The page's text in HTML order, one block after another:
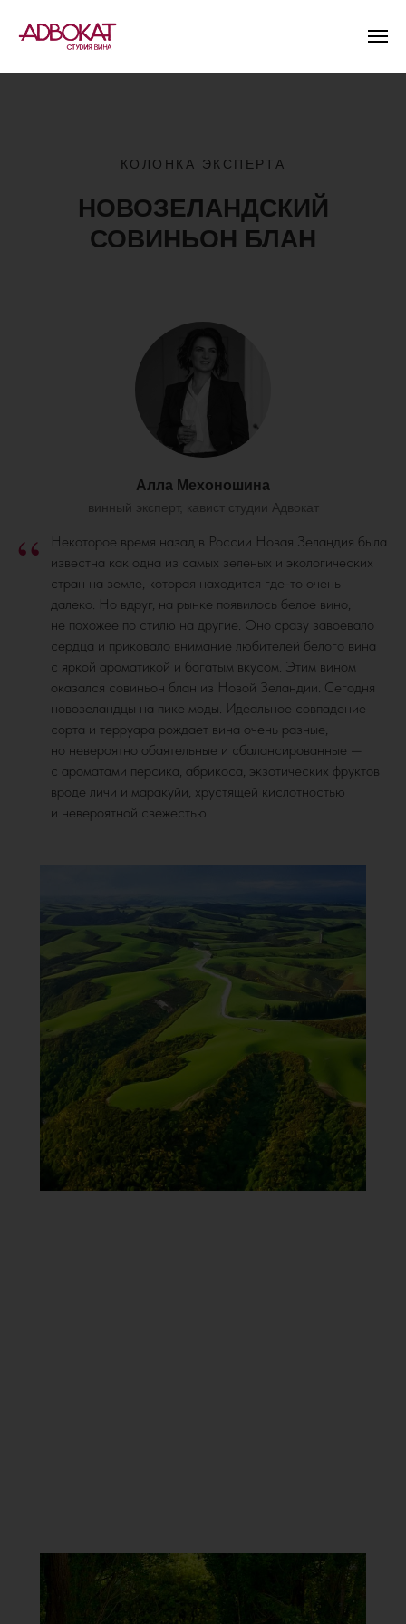
КОЛОНКА ЭКСПЕРТА
НОВОЗЕЛАНДСКИЙ
СОВИНЬОН БЛАН
Алла Мехоношина
винный эксперт, кавист студии Адвокат
“
Некоторое время назад в России Новая Зеландия была
известна как одна из самых зеленых и экологических
стран на земле, которая находится где-то очень
далеко. Но вдруг, на рынке появилось белое вино,
не похожее по стилю на другие. Оно сразу завоевало
сердца и приковало внимание любителей белого вина
с яркой ароматикой и богатым вкусом. Этим вином
оказался совиньон блан из Новой Зеландии. Сегодня
новозеландцы на пике моды. Идеальное совпадение
сорта и терруара рождает вина очень разные,
но невероятно обаятельные и сбалансированные —
с ароматами персика, абрикоса, экзотических фруктов
вроде личи и маракуйи, хрустящей кислотностью
и невероятной свежестью.